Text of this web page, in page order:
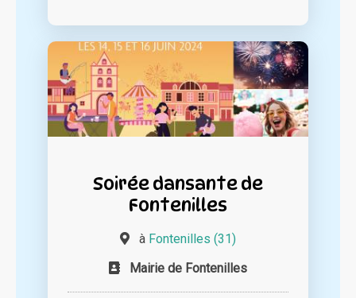
Soirée dansante de
Fontenilles
à Fontenilles (31)
Mairie de Fontenilles